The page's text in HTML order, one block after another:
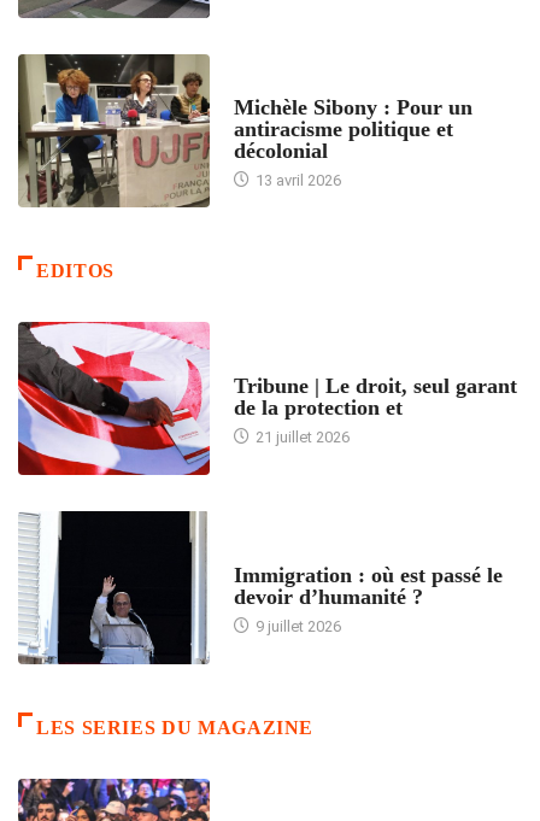
Michèle Sibony : Pour un
antiracisme politique et
décolonial
13 avril 2026
EDITOS
Tribune | Le droit, seul garant
de la protection et
21 juillet 2026
Immigration : où est passé le
devoir d’humanité ?
9 juillet 2026
LES SERIES DU MAGAZINE